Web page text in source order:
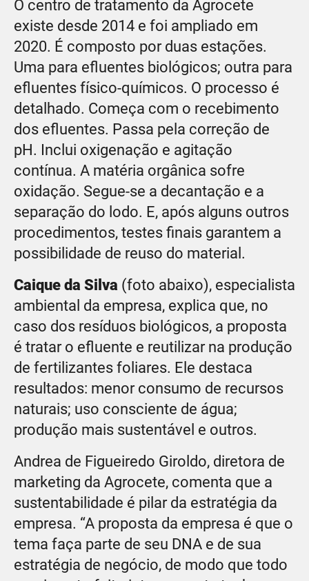
O centro de tratamento da Agrocete
existe desde 2014 e foi ampliado em
2020. É composto por duas estações.
Uma para efluentes biológicos; outra para
efluentes físico-químicos. O processo é
detalhado. Começa com o recebimento
dos efluentes. Passa pela correção de
pH. Inclui oxigenação e agitação
contínua. A matéria orgânica sofre
oxidação. Segue-se a decantação e a
separação do lodo. E, após alguns outros
procedimentos, testes finais garantem a
possibilidade de reuso do material.
Caique da Silva (foto abaixo), especialista
ambiental da empresa, explica que, no
caso dos resíduos biológicos, a proposta
é tratar o efluente e reutilizar na produção
de fertilizantes foliares. Ele destaca
resultados: menor consumo de recursos
naturais; uso consciente de água;
produção mais sustentável e outros.
Andrea de Figueiredo Giroldo, diretora de
marketing da Agrocete, comenta que a
sustentabilidade é pilar da estratégia da
empresa. “A proposta da empresa é que o
tema faça parte de seu DNA e de sua
estratégia de negócio, de modo que todo